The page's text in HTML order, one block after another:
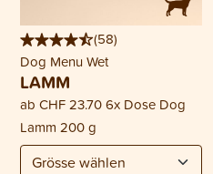
(58)
Dog Menu Wet
LAMM
ab CHF 23.706x Dose Dog
Lamm 200 g